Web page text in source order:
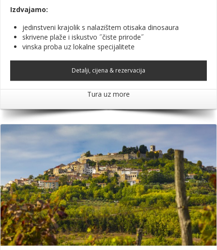
Izdvajamo:
jedinstveni krajolik s nalazištem otisaka dinosaura
skrivene plaže i iskustvo ˝čiste prirode˝
vinska proba uz lokalne specijalitete
Detalji, cijena & rezervacija
Tura uz more